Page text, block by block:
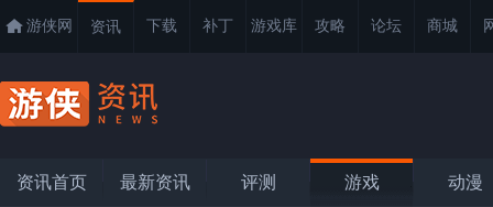
游侠网 资讯 下载 补丁 游戏库 攻略 论坛 商城
资讯首页 最新资讯 评测 游戏 动漫